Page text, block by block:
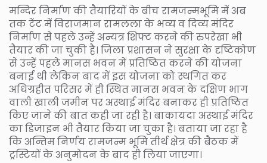
मन्दिर निर्माण की तैयारियों के बीच रामजन्मभूमि में अब
तक टेंट में विराजमान रामलला के भव्य व दिव्य मंदिर
निर्माण से पहले उन्हें अन्यत्र शिफ्ट करने की रुपरेखा भी
तैयार की जा चुकी है। जिला प्रशासन ने सुरक्षा के दृष्टिकोण
से उन्हें पहले मानस भवन में प्रतिष्ठित करने की योजना
बनाई थी लेकिन बाद में इस योजना को स्थगित कर
अधिग्रहीत परिसर में ही स्थित मानस भवन के दक्षिण भाग
वाली खाली जमीन पर अस्थाई मंदिर बनाकर ही प्रतिष्ठित
किए जाने की बात कही जा रही है। बाकायदा अस्थाई मंदिर
का डिजाइन भी तैयार किया जा चुका है। बताया जा रहा है
कि अन्तिम निर्णय रामजन्म भूमि तीर्थ क्षेत्र की बैठक में
ट्रस्टियों के अनुमोदन के बाद ही लिया जाएगा।